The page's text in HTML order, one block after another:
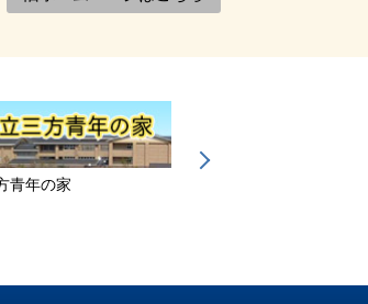
青年の家